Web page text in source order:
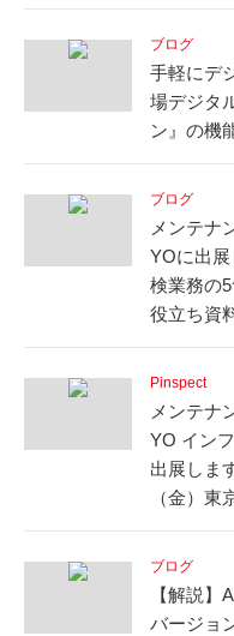
ブログ
手軽にデ
場デジタ
ン』の機
ブログ
メンテナ
YOに出
検業務の
役立ち資
Pinspect
メンテナ
YO イン
出展しま
（金）東
ブログ
【解説】
バージョ